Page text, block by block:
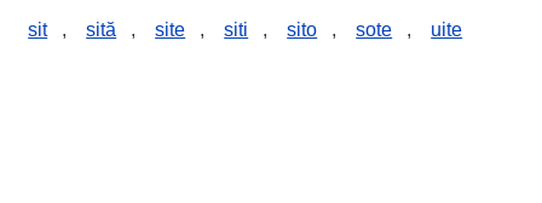
sit , sită , site , siti , sito , sote , uite